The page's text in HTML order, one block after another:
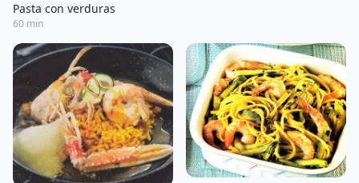
Pasta con verduras
60 min